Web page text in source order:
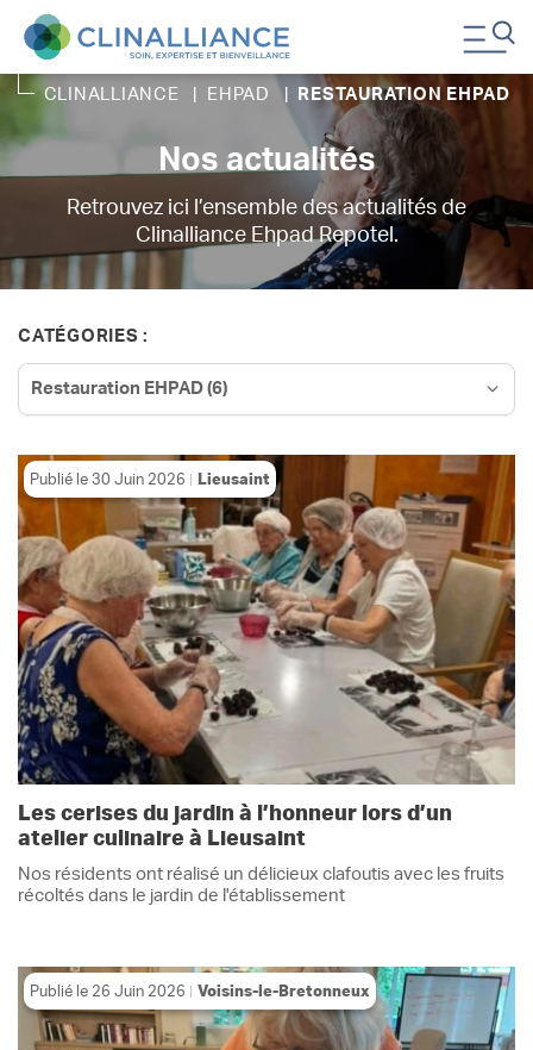
CLINALLIANCE EHPAD RESTAURATION EHPAD
Nos actualités
Retrouvez ici l’ensemble des actualités de
Clinalliance Ehpad Repotel.
CATÉGORIES :
Publié le 30 Juin 2026 Lieusaint
Les cerises du jardin à l’honneur lors d’un
atelier culinaire à Lieusaint
Nos résidents ont réalisé un délicieux clafoutis avec les fruits
récoltés dans le jardin de l'établissement
Publié le 26 Juin 2026 Voisins-le-Bretonneux